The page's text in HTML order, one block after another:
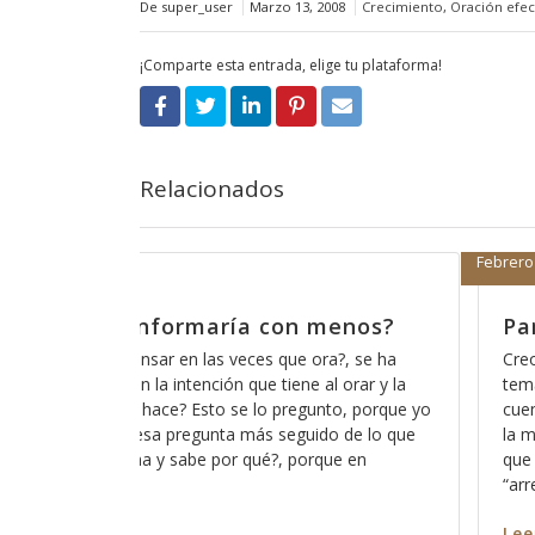
De super_user Marzo 13, 2008 Crecimiento, Oración
¡Comparte esta entrada, elige tu plataforma!
Relacionados
partir de donde nos quedamos
en algunas ocasiones ya he tocado este
pero creo que es importante que lo tomemos en
ya que es parte fundamental de nuestra fe y de
en la que nos relacionamos con Dios y de lo
quiero hablar es del hecho de cuantas veces nos
La
de
Enero 15, 2018
Es
alguna
sin